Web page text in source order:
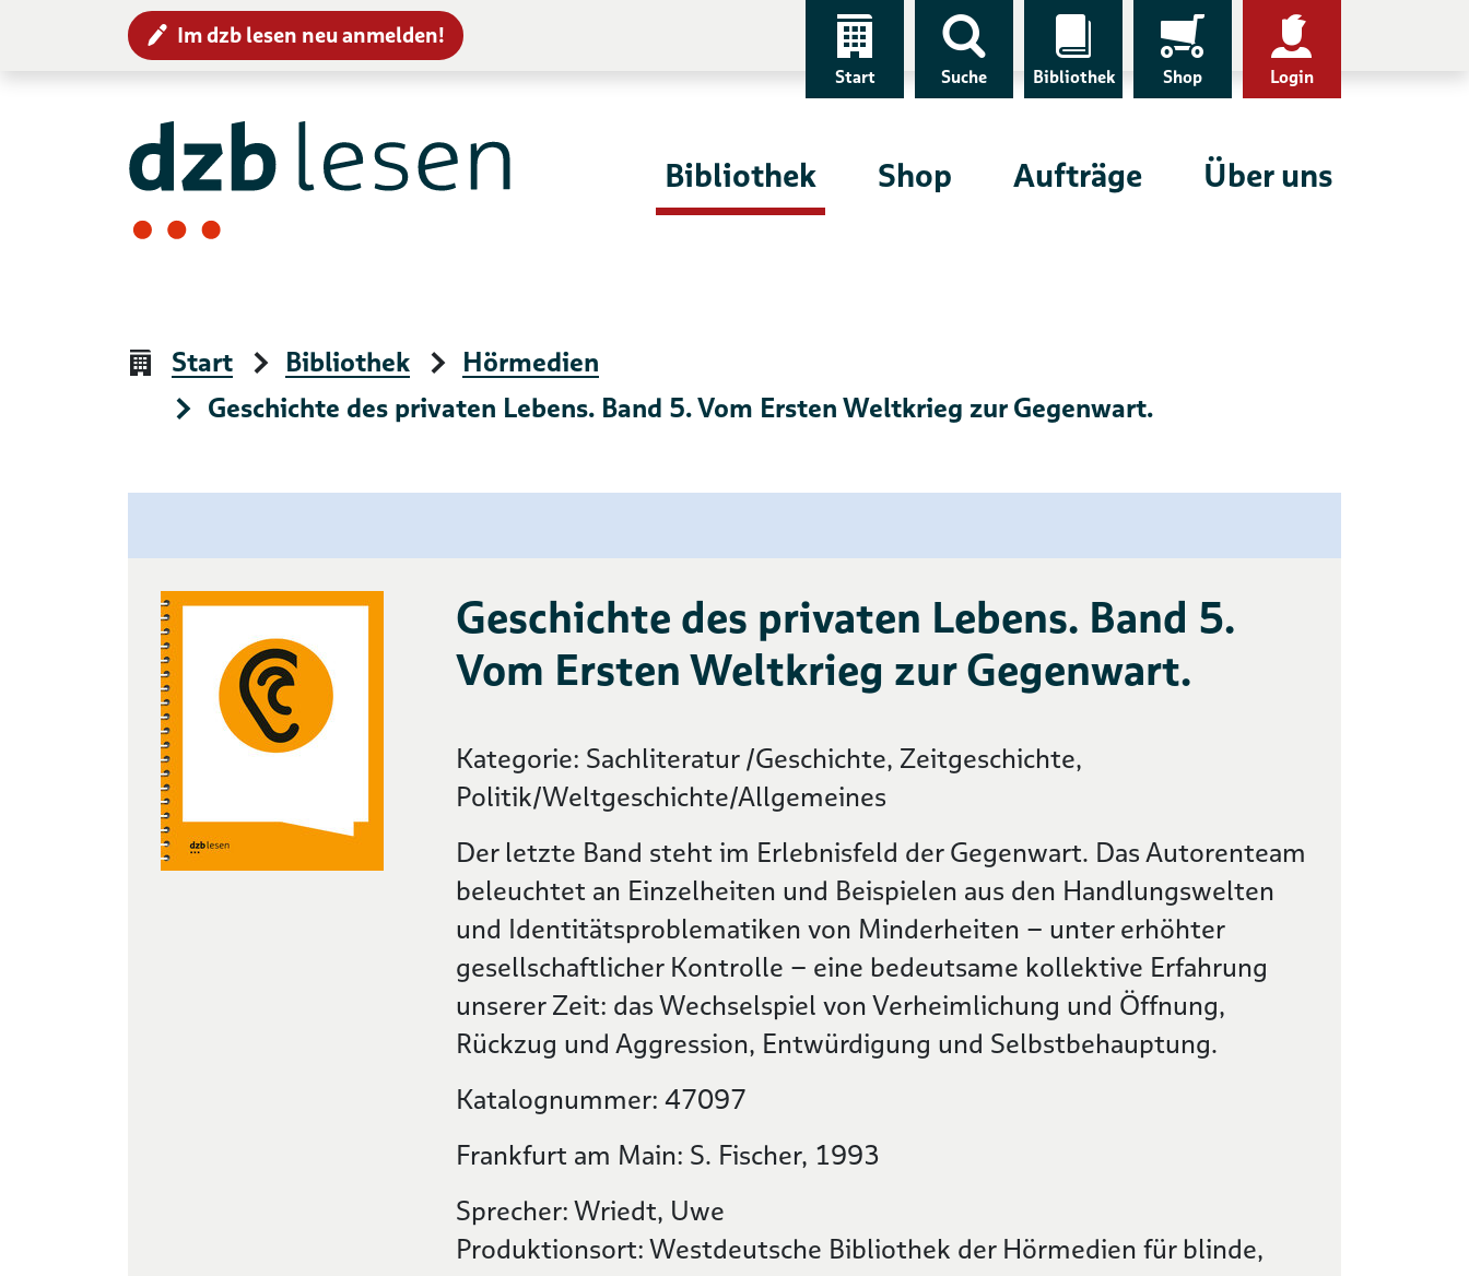
Zur Navigation
Zum Inhalt Im dzb lesen neu anmelden!
Start Suche Bibliothek Shop Login
Bibliothek Shop Aufträge Über uns
Start Bibliothek
Hörmedien
Geschichte des privaten Lebens. Band 5. Vom Ersten Weltkrieg zur Gegenwart.
Geschichte des privaten Lebens. Band 5.
Vom Ersten Weltkrieg zur Gegenwart.
Kategorie: Sachliteratur /Geschichte, Zeitgeschichte,
Politik/Weltgeschichte/Allgemeines
Der letzte Band steht im Erlebnisfeld der Gegenwart. Das Autorenteam
beleuchtet an Einzelheiten und Beispielen aus den Handlungswelten
und Identitätsproblematiken von Minderheiten – unter erhöhter
gesellschaftlicher Kontrolle – eine bedeutsame kollektive Erfahrung
unserer Zeit: das Wechselspiel von Verheimlichung und Öffnung,
Rückzug und Aggression, Entwürdigung und Selbstbehauptung.
Katalognummer: 47097
Frankfurt am Main: S. Fischer, 1993
Sprecher: Wriedt, Uwe
Produktionsort: Westdeutsche Bibliothek der Hörmedien für blinde,